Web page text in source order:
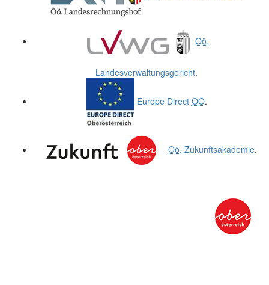
Oö.
Landesverwaltungsgericht.
Europe Direct OÖ.
Oö. Zukunftsakademie.